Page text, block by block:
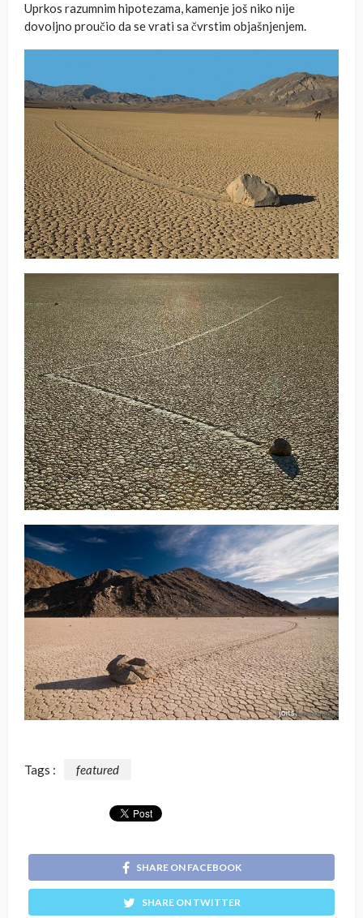
Uprkos razumnim hipotezama, kamenje još niko nije
dovoljno proučio da se vrati sa čvrstim objašnjenjem.
Tags : featured
SHARE ON FACEBOOK
SHARE ON TWITTER